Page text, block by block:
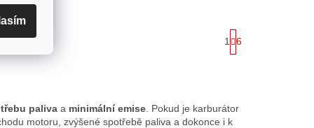
t
r
o
v
1 6
paliva a minimální emise . Pokud je karburátor
motoru, zvýšené spotřebě paliva a dokonce i k